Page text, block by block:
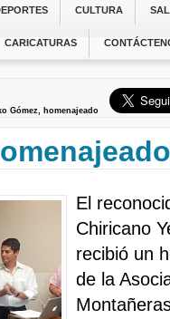
CULTURA
CARICATURAS
Gómez, homenajeado
El
Chiricano
recibió un
de la